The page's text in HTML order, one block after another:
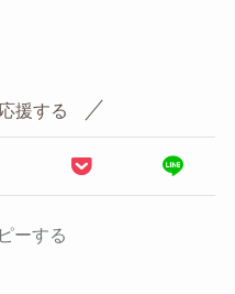
援する
ーする